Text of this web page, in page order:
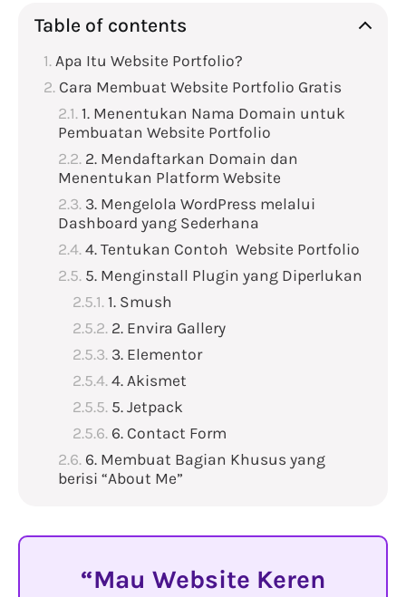
Table of contents
Apa Itu Website Portfolio?
Cara Membuat Website Portfolio Gratis
1. Menentukan Nama Domain untuk
Pembuatan Website Portfolio
2. Mendaftarkan Domain dan
Menentukan Platform Website
3. Mengelola WordPress melalui
Dashboard yang Sederhana
4. Tentukan Contoh Website Portfolio
5. Menginstall Plugin yang Diperlukan
1. Smush
2. Envira Gallery
3. Elementor
4. Akismet
5. Jetpack
6. Contact Form
6. Membuat Bagian Khusus yang
berisi “About Me”
Mau Website Keren